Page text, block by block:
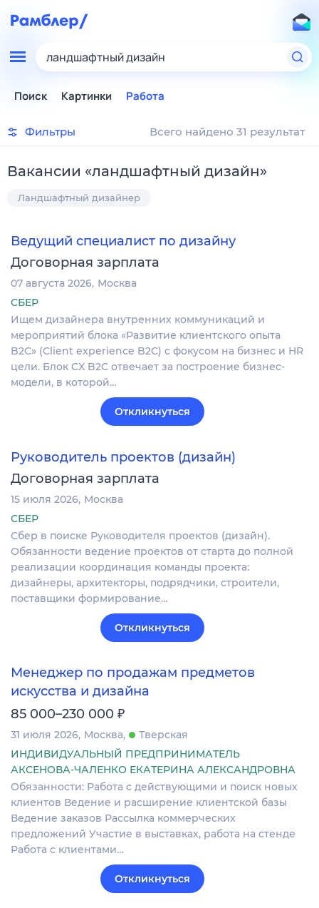
ландшафтный дизайн
Поиск Картинки Работа
Фильтры Всего найдено 31 результат
Вакансии «ландшафтный дизайн»
Ландшафтный дизайнер
Ведущий специалист по дизайну
Договорная зарплата
07 августа 2026 Москва
СБЕР
Ищем дизайнера внутренних коммуникаций и
мероприятий блока «Развитие клиентского опыта
B2C» (Client experience B2C) с фокусом на бизнес и HR
цели. Блок CX B2C отвечает за построение бизнес-
модели, в которой…
Откликнуться
Руководитель проектов (дизайн)
Договорная зарплата
15 июля 2026 Москва
СБЕР
Сбер в поиске Руководителя проектов (дизайн).
Обязанности ведение проектов от старта до полной
реализации координация команды проекта:
дизайнеры, архитекторы, подрядчики, строители,
поставщики формирование…
Откликнуться
Менеджер по продажам предметов
искусства и дизайна
85 000–230 000 ₽
31 июля 2026 Москва
Тверская
ИНДИВИДУАЛЬНЫЙ ПРЕДПРИНИМАТЕЛЬ
АКСЕНОВА-ЧАЛЕНКО ЕКАТЕРИНА АЛЕКСАНДРОВНА
Обязанности: Работа с действующими и поиск новых
клиентов Ведение и расширение клиентской базы
Ведение заказов Рассылка коммерческих
предложений Участие в выставках, работа на стенде
Работа с клиентами…
Откликнуться